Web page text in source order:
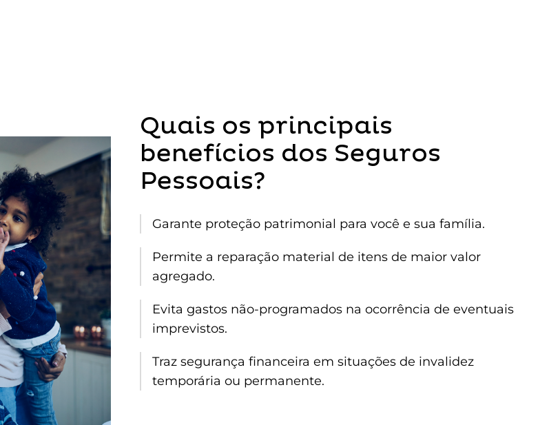
Quais os principais
benefícios dos Seguros
Pessoais?
Garante proteção patrimonial para você e sua família.
Permite a reparação material de itens de maior valor
agregado.
Evita gastos não-programados na ocorrência de eventuais
imprevistos.
Traz segurança financeira em situações de invalidez
temporária ou permanente.